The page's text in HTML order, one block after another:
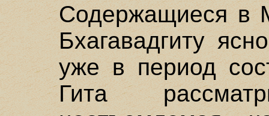
Содержащиеся в
Бхагавадгиту
уже в период
Гита